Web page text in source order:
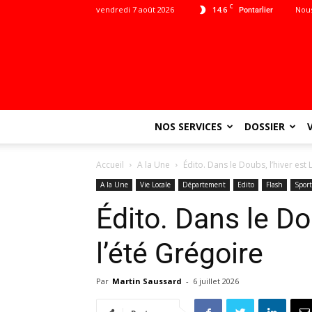
14.6 C Pontarlier
vendredi 7 août 2026
NOS SERVICES DOSSIER
Accueil A la Une Édito. Dans le Doubs, l’hiver est
A la Une Vie Locale Département Edito Flash
Édito. Dans le
l’été Grégoire
Par Martin Saussard - 6 juillet 2026